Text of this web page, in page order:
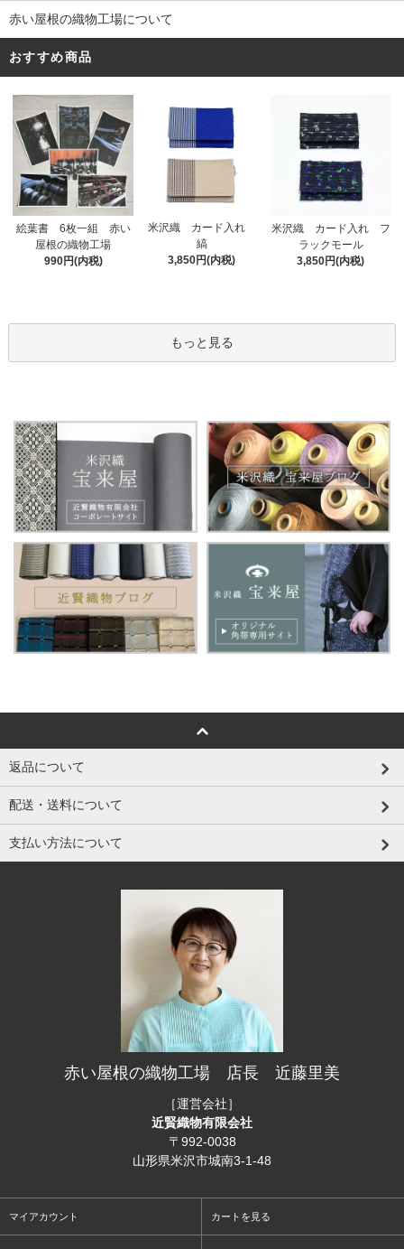
赤い屋根の織物工場について
おすすめ商品
絵葉書 6枚一組 赤い
屋根の織物工場
990円(内税)
米沢織 カード入れ
縞
3,850円(内税)
米沢織 カード入れ フ
ラックモール
3,850円(内税)
もっと見る
返品について
配送・送料について
支払い方法について
赤い屋根の織物工場 店長 近藤里美
［運営会社］
近賢織物有限会社
〒992-0038
山形県米沢市城南3-1-48
マイアカウント カートを見る